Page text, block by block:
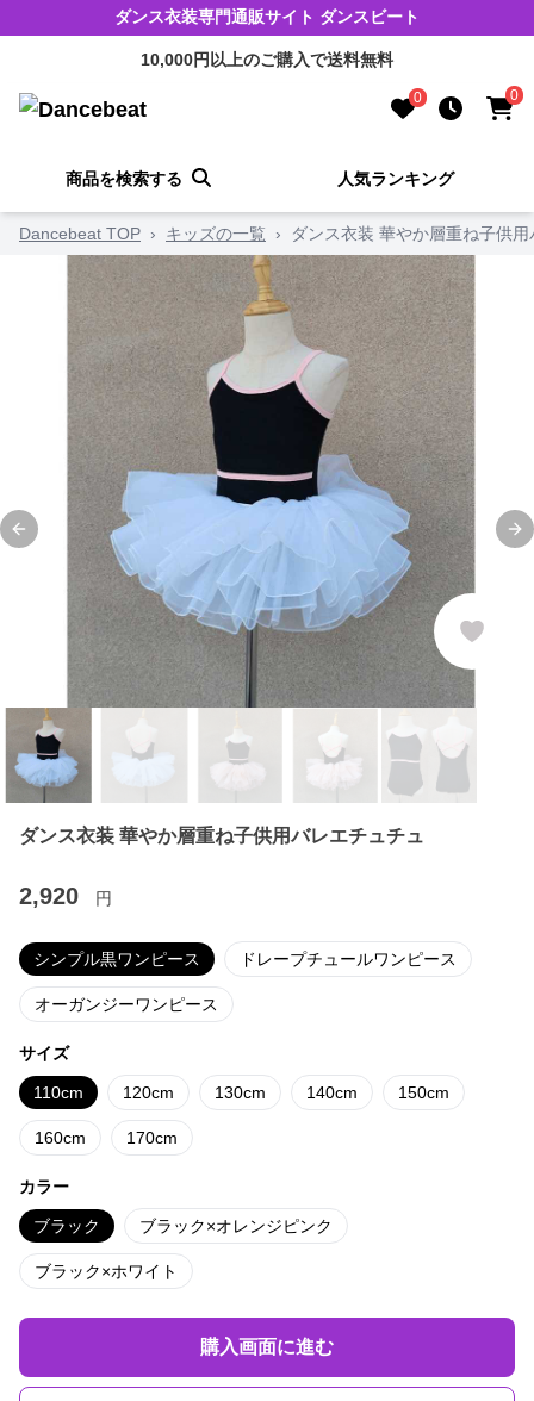
ダンス衣装専門通販サイト ダンスビート
10,000円以上のご購入で送料無料
0 0
商品を検索する 人気ランキング
Dancebeat TOP › キッズの一覧 › ダンス衣装 華やか層重ね子供
Previous slide
ダンス衣装 華やか層重ね子供用バレエチュチュ
2,920 円
シンプル黒ワンピース ドレープチュールワンピース
オーガンジーワンピース
サイズ
110cm 120cm 130cm 140cm 150cm
160cm 170cm
カラー
ブラック ブラック×オレンジピンク
ブラック×ホワイト
購入画面に進む